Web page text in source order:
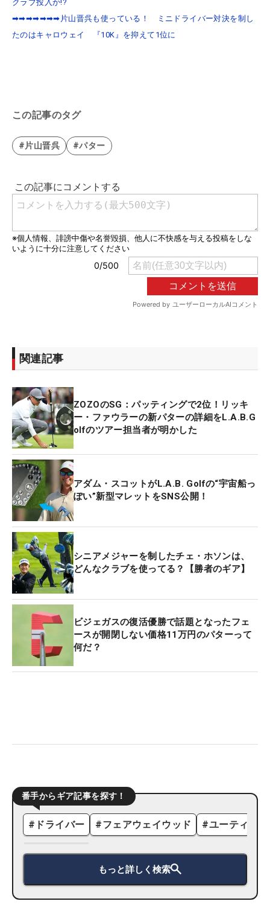
クラブ投入か!?
➡➡➡➡➡➡➡片山晋呉も使っている！ ミニドライバー対決を制し
たのはキャロウェイ 『10K』を抑えて1位に
この記事のタグ
#片山晋呉 #パター
関連記事
ZOZOのSG：パッティングで2位！リッキ
ー・ファウラーの新パターの詳細をL.A.B.G
olfのツアー担当者が明かした
アダム・スコットがL.A.B. Golfの“宇宙船っ
ぽい”新型マレットをSNS公開！
シニアメジャーを制したチェ・ホソンは、
どんなクラブを使ってる？【勝者のギア】
ビジェガスの復活優勝で話題となったフェ
ースが開閉しない価格11万円のパターって
何だ？
番手からギア記事を探す！
# ドライバー #フェアウェイウッド #ユーティリ
もっと詳しく検索